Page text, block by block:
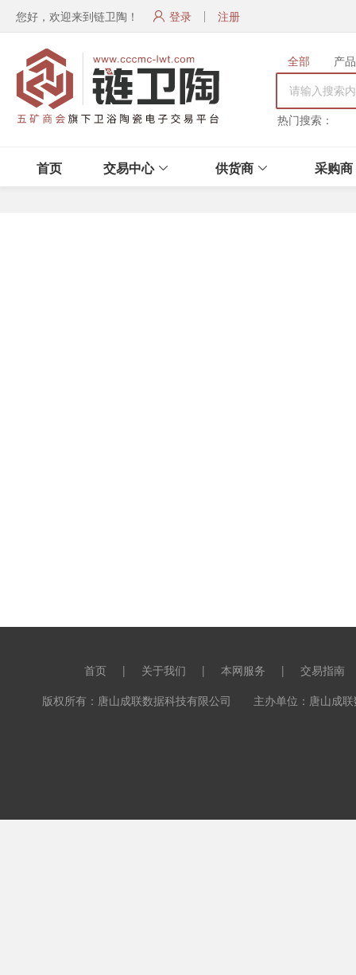
您好，欢迎来到链卫陶！ 登录 注册
全部 产品
热门搜索：
首页 交易中心 供货商 采购商
首页 | 关于我们 | 本网服务 |
交易指南
版权所有：唐山成联数据科技有限公司 主办单位：唐山成